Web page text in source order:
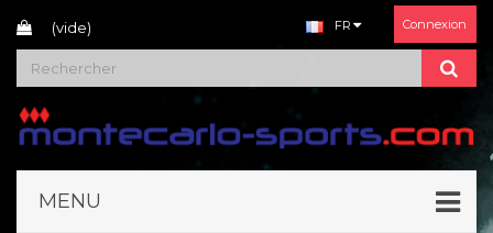
Connexion
(vide) FR
MENU